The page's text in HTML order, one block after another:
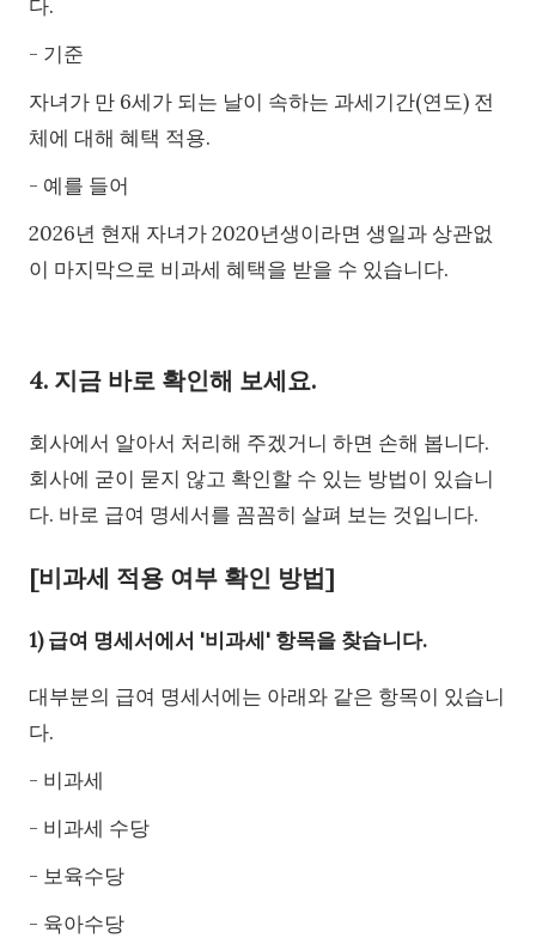
다.
- 기준
자녀가 만 6세가 되는 날이 속하는 과세기간(연도) 전
체에 대해 혜택 적용.
- 예를 들어
2026년 현재 자녀가 2020년생이라면 생일과 상관없
이 마지막으로 비과세 혜택을 받을 수 있습니다.
4. 지금 바로 확인해 보세요.
회사에서 알아서 처리해 주겠거니 하면 손해 봅니다.
회사에 굳이 묻지 않고 확인할 수 있는 방법이 있습니
다. 바로 급여 명세서를 꼼꼼히 살펴 보는 것입니다.
[비과세 적용 여부 확인 방법]
1) 급여 명세서에서 '비과세' 항목을 찾습니다.
대부분의 급여 명세서에는 아래와 같은 항목이 있습니
다.
- 비과세
- 비과세 수당
- 보육수당
- 육아수당